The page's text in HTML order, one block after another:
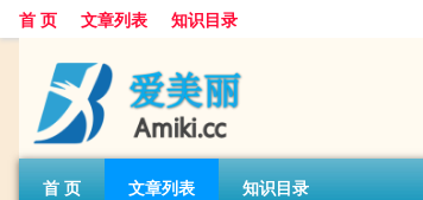
首 页 文章列表 知识目录
首 页 文章列表 知识目录